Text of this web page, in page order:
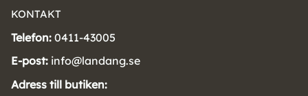
KONTAKT
Telefon: 0411-43005
E-post: info@landang.se
Adress till butiken: